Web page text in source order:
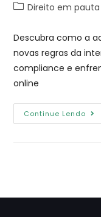
Direito em pauta
Descubra como a
novas regras da
compliance e
online
Continue Lendo